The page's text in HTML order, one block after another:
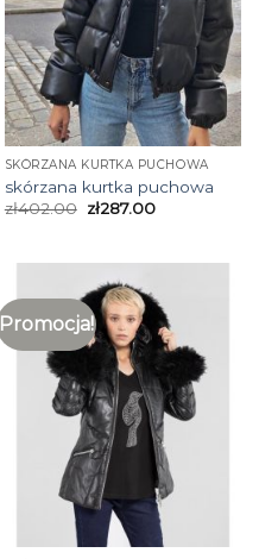
SKÓRZANA KURTKA PUCHOWA
skórzana kurtka puchowa
zł402.00 zł287.00
Promocja!